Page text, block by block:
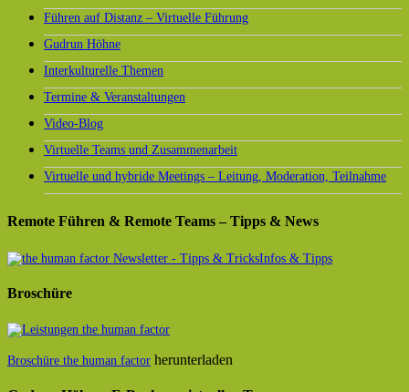
Führen auf Distanz – Virtuelle Führung
Gudrun Höhne
Interkulturelle Themen
Termine & Veranstaltungen
Video-Blog
Virtuelle Teams und Zusammenarbeit
Virtuelle und hybride Meetings – Leitung, Moderation, Teilnahme
Remote Führen & Remote Teams – Tipps & News
Infos & Tipps
Broschüre
Broschüre the human factor herunterladen